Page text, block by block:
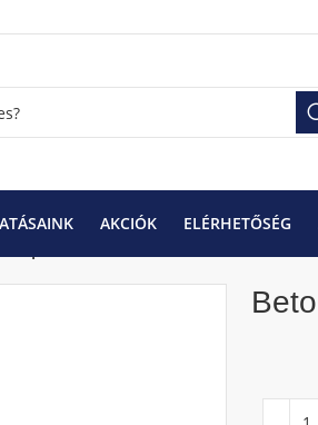
AKCIÓK ELÉRHETŐSÉG